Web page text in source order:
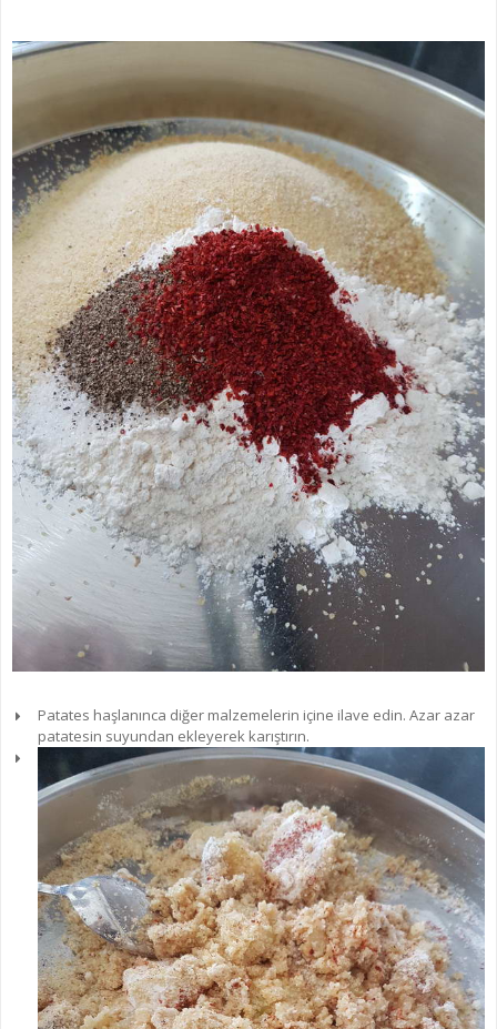
Patates haşlanınca diğer malzemelerin içine ilave edin. Azar azar
patatesin suyundan ekleyerek karıştırın.